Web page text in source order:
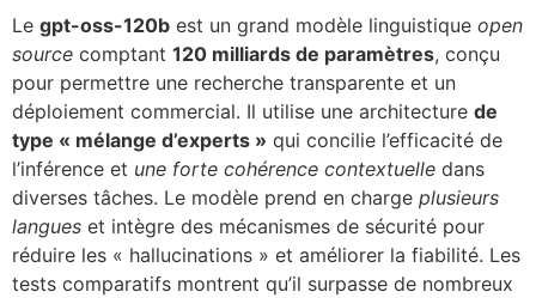
Le gpt-oss-120b est un grand modèle linguistique open
source comptant 120 milliards de paramètres, conçu
pour permettre une recherche transparente et un
déploiement commercial. Il utilise une architecture de
type « mélange d’experts » qui concilie l’efficacité de
l’inférence et une forte cohérence contextuelle dans
diverses tâches. Le modèle prend en charge plusieurs
langues et intègre des mécanismes de sécurité pour
réduire les « hallucinations » et améliorer la fiabilité. Les
tests comparatifs montrent qu’il surpasse de nombreux